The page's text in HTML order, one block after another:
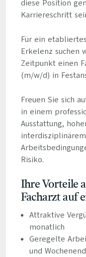
diese Position
Karriereschritt
Für ein
Erkelenz suchen
Zeitpunkt einen
(m/w/d) in
Freuen Sie sich
in einem
Ausstattung,
Risiko.
Ihre Vorteile
Facharzt auf
Attraktive
monatlich
Geregelte
und